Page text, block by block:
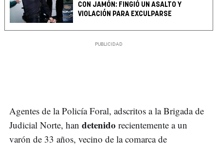
CON JAMÓN: FINGIÓ UN ASALTO Y
VIOLACIÓN PARA EXCULPARSE
Agentes de la Policía Foral, adscritos a la Brigada de
Judicial Norte, han detenido recientemente a un
varón de 33 años, vecino de la comarca de